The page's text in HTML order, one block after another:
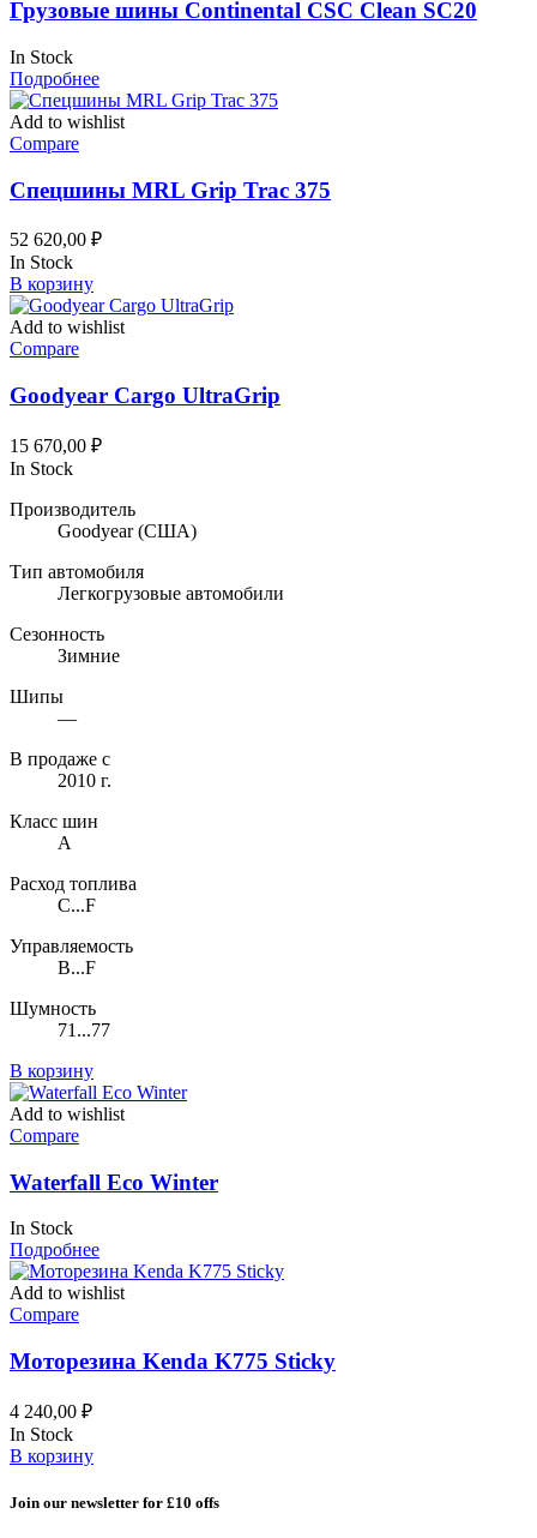
Грузовые шины Continental CSC Clean SC20
In Stock
Подробнее
Add to wishlist
Compare
Спецшины MRL Grip Trac 375
52 620,00 ₽
In Stock
В корзину
Add to wishlist
Compare
Goodyear Cargo UltraGrip
15 670,00 ₽
In Stock
Производитель
Goodyear(США)
Тип автомобиля
Легкогрузовые автомобили
Сезонность
Зимние
Шипы
—
В продаже с
2010 г.
Класс шин
A
Расход топлива
C...F
Управляемость
B...F
Шумность
71...77
В корзину
Add to wishlist
Compare
Waterfall Eco Winter
In Stock
Подробнее
Add to wishlist
Compare
Моторезина Kenda K775 Sticky
4 240,00 ₽
In Stock
В корзину
Join our newsletter for £10 offs